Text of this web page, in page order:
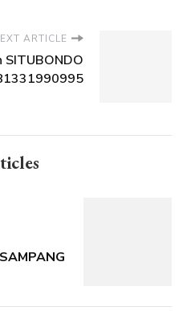
ARTICLE
SITUBONDO